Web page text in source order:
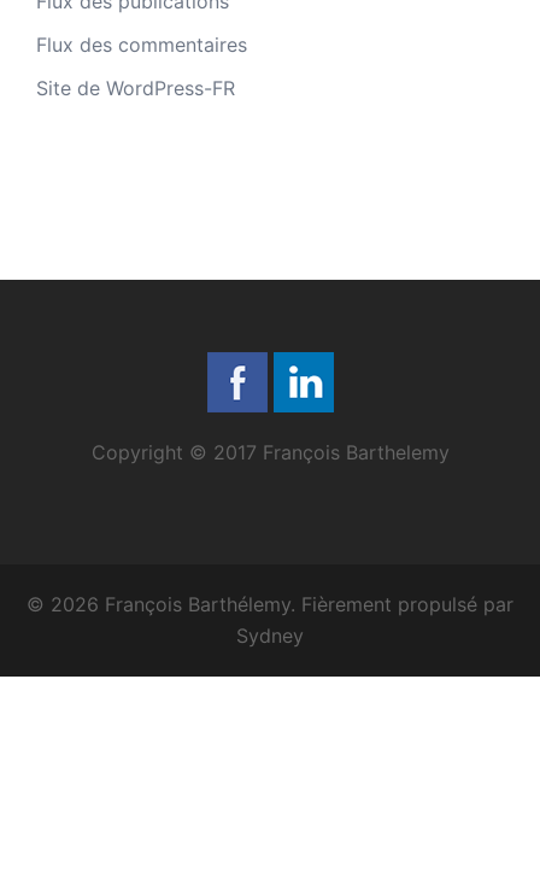
Flux des commentaires
Site de WordPress-FR
Copyright © 2017 François Barthelemy
© 2026 François Barthélemy. Fièrement propulsé par
Sydney